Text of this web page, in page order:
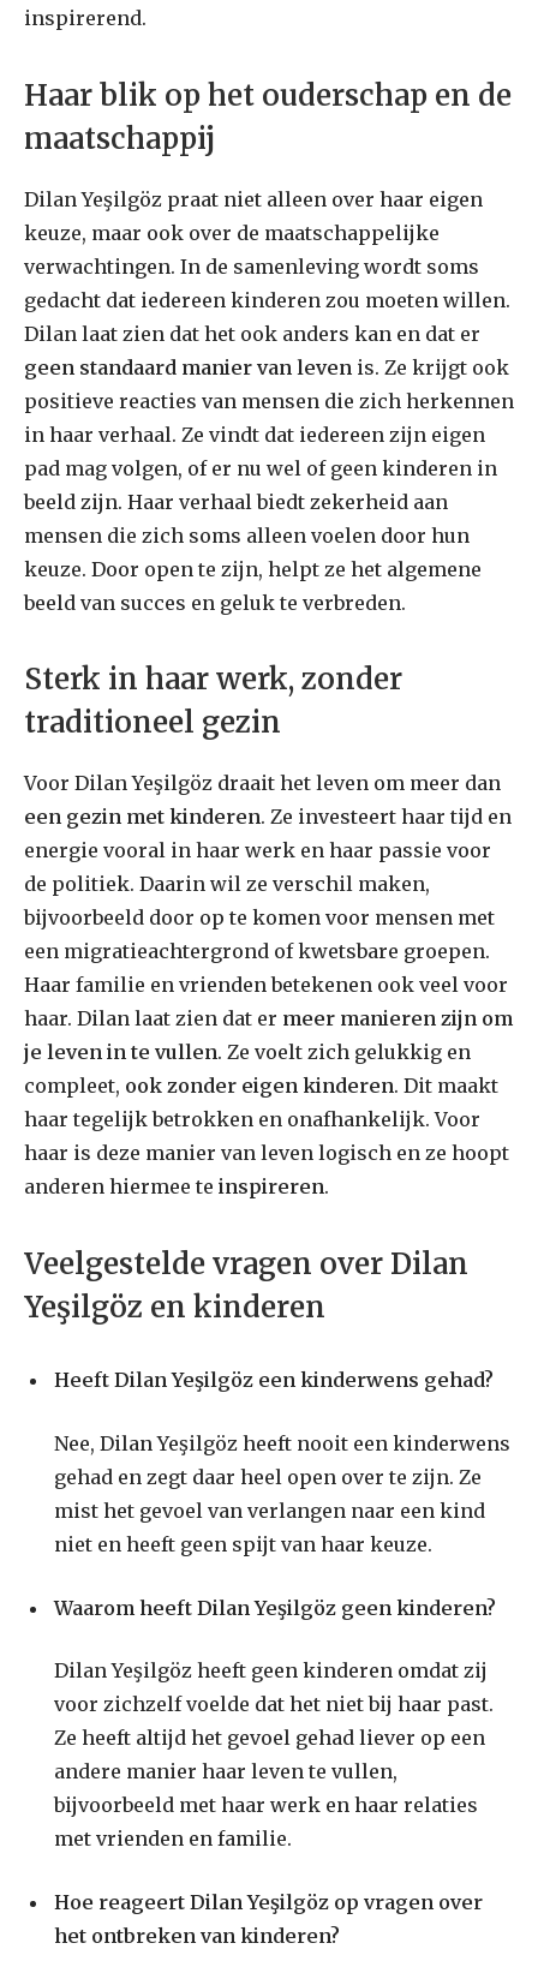
inspirerend.
Haar blik op het ouderschap en de
maatschappij
Dilan Yeşilgöz praat niet alleen over haar eigen
keuze, maar ook over de maatschappelijke
verwachtingen. In de samenleving wordt soms
gedacht dat iedereen kinderen zou moeten willen.
Dilan laat zien dat het ook anders kan en dat er
geen standaard manier van leven is. Ze krijgt ook
positieve reacties van mensen die zich herkennen
in haar verhaal. Ze vindt dat iedereen zijn eigen
pad mag volgen, of er nu wel of geen kinderen in
beeld zijn. Haar verhaal biedt zekerheid aan
mensen die zich soms alleen voelen door hun
keuze. Door open te zijn, helpt ze het algemene
beeld van succes en geluk te verbreden.
Sterk in haar werk, zonder
traditioneel gezin
Voor Dilan Yeşilgöz draait het leven om meer dan
een gezin met kinderen. Ze investeert haar tijd en
energie vooral in haar werk en haar passie voor
de politiek. Daarin wil ze verschil maken,
bijvoorbeeld door op te komen voor mensen met
een migratieachtergrond of kwetsbare groepen.
Haar familie en vrienden betekenen ook veel voor
haar. Dilan laat zien dat er meer manieren zijn om
je leven in te vullen. Ze voelt zich gelukkig en
compleet, ook zonder eigen kinderen. Dit maakt
haar tegelijk betrokken en onafhankelijk. Voor
haar is deze manier van leven logisch en ze hoopt
anderen hiermee te inspireren.
Veelgestelde vragen over Dilan
Yeşilgöz en kinderen
Heeft Dilan Yeşilgöz een kinderwens gehad?
Nee, Dilan Yeşilgöz heeft nooit een kinderwens
gehad en zegt daar heel open over te zijn. Ze
mist het gevoel van verlangen naar een kind
niet en heeft geen spijt van haar keuze.
Waarom heeft Dilan Yeşilgöz geen kinderen?
Dilan Yeşilgöz heeft geen kinderen omdat zij
voor zichzelf voelde dat het niet bij haar past.
Ze heeft altijd het gevoel gehad liever op een
andere manier haar leven te vullen,
bijvoorbeeld met haar werk en haar relaties
met vrienden en familie.
Hoe reageert Dilan Yeşilgöz op vragen over
het ontbreken van kinderen?